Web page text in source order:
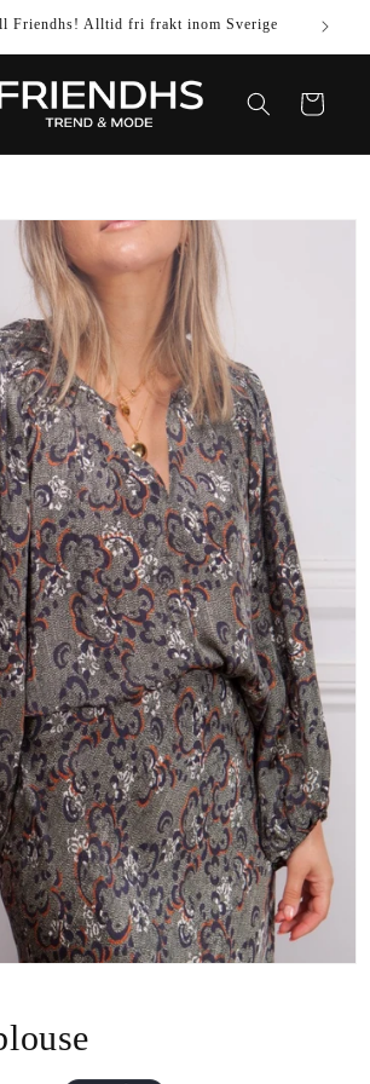
Friendhs! Alltid fri frakt inom Sverige Använd
Varukorg